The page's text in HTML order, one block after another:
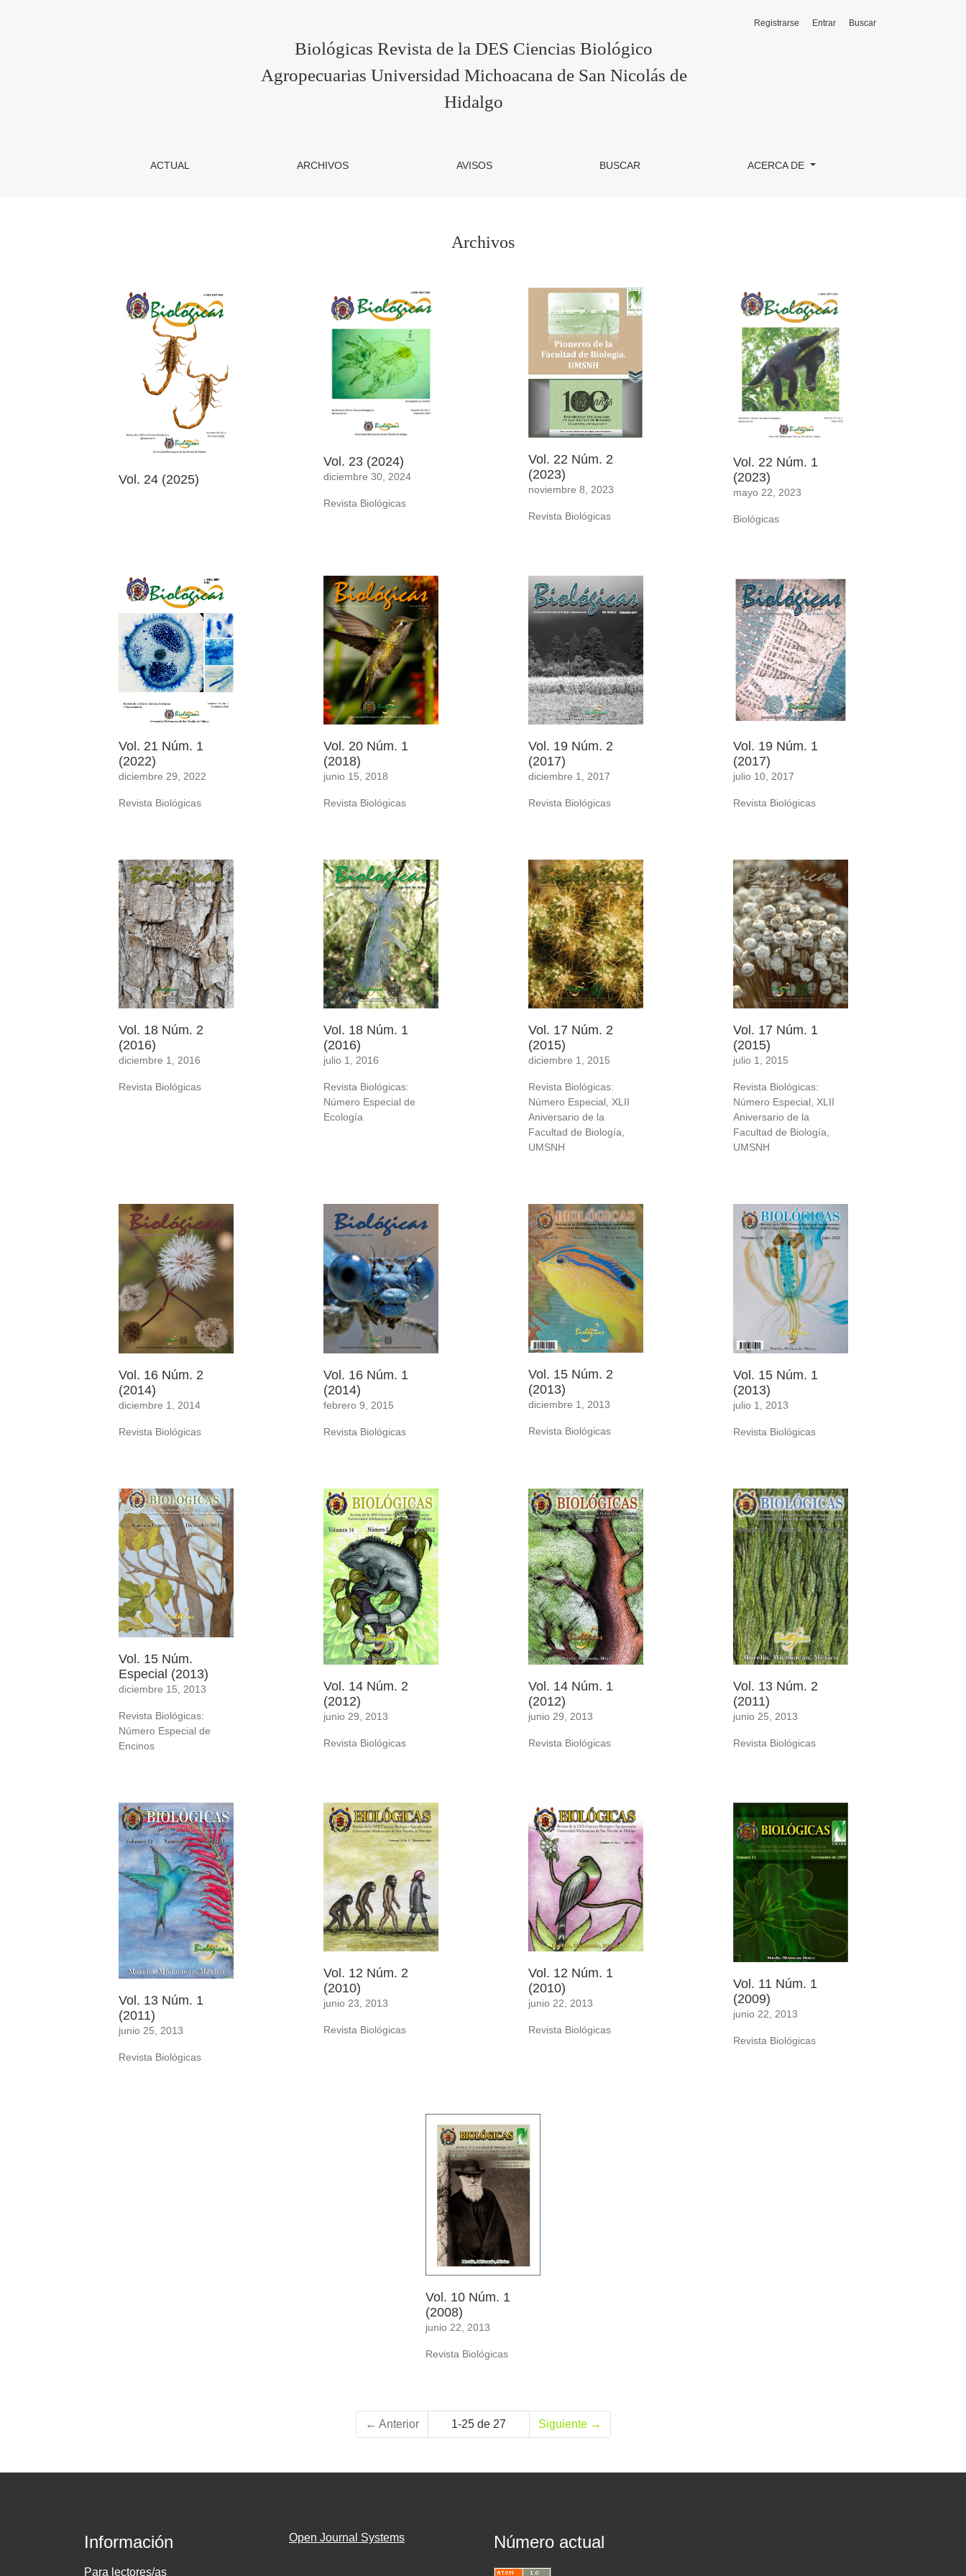
Biológicas Revista de la DES Ciencias Biológico
Agropecuarias Universidad Michoacana de San Nicolás de
Hidalgo
ACTUAL ARCHIVOS AVISOS BUSCAR ACERCA DE
Registrarse Entrar Buscar
Archivos
Vol. 24 (2025)
Vol. 23 (2024)
diciembre 30, 2024
Revista Biológicas
Vol. 22 Núm. 2
(2023)
noviembre 8, 2023
Revista Biológicas
Vol. 22 Núm. 1
(2023)
mayo 22, 2023
Biológicas
Vol. 21 Núm. 1
(2022)
diciembre 29, 2022
Revista Biológicas
Vol. 20 Núm. 1
(2018)
junio 15, 2018
Revista Biológicas
Vol. 19 Núm. 2
(2017)
diciembre 1, 2017
Revista Biológicas
Vol. 19 Núm. 1
(2017)
julio 10, 2017
Revista Biológicas
Vol. 18 Núm. 2
(2016)
diciembre 1, 2016
Revista Biológicas
Vol. 18 Núm. 1
(2016)
julio 1, 2016
Revista Biológicas:
Número Especial de
Ecología
Vol. 17 Núm. 2
(2015)
diciembre 1, 2015
Revista Biológicas:
Número Especial, XLII
Aniversario de la
Facultad de Biología,
UMSNH
Vol. 17 Núm. 1
(2015)
julio 1, 2015
Revista Biológicas:
Número Especial, XLII
Aniversario de la
Facultad de Biología,
UMSNH
Vol. 16 Núm. 2
(2014)
diciembre 1, 2014
Revista Biológicas
Vol. 16 Núm. 1
(2014)
febrero 9, 2015
Revista Biológicas
Vol. 15 Núm. 2
(2013)
diciembre 1, 2013
Revista Biológicas
Vol. 15 Núm. 1
(2013)
julio 1, 2013
Revista Biológicas
Vol. 15 Núm.
Especial (2013)
diciembre 15, 2013
Revista Biológicas:
Número Especial de
Encinos
Vol. 14 Núm. 2
(2012)
junio 29, 2013
Revista Biológicas
Vol. 14 Núm. 1
(2012)
junio 29, 2013
Revista Biológicas
Vol. 13 Núm. 2
(2011)
junio 25, 2013
Revista Biológicas
Vol. 13 Núm. 1
(2011)
junio 25, 2013
Revista Biológicas
Vol. 12 Núm. 2
(2010)
junio 23, 2013
Revista Biológicas
Vol. 12 Núm. 1
(2010)
junio 22, 2013
Revista Biológicas
Vol. 11 Núm. 1
(2009)
junio 22, 2013
Revista Biológicas
Vol. 10 Núm. 1
(2008)
junio 22, 2013
Revista Biológicas
← Anterior 1-25 de 27 Siguiente →
Información
Para lectores/as
Open Journal Systems Número actual